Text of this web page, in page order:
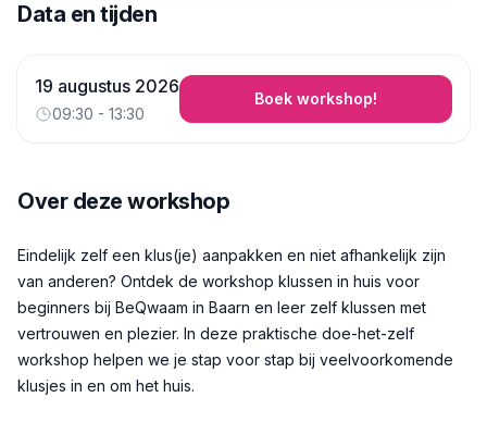
Data en tijden
19 augustus 2026
09:30 - 13:30
Boek workshop!
Over deze workshop
Beschrijving
Eindelijk zelf een klus(je) aanpakken en niet afhankelijk zijn
van anderen? Ontdek de workshop klussen in huis voor
beginners bij BeQwaam in Baarn en leer zelf klussen met
vertrouwen en plezier. In deze praktische doe-het-zelf
workshop helpen we je stap voor stap bij veelvoorkomende
klusjes in en om het huis.